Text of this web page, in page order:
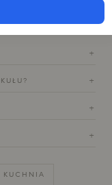
powietrza.
+
+
+
+
KUCHNIA